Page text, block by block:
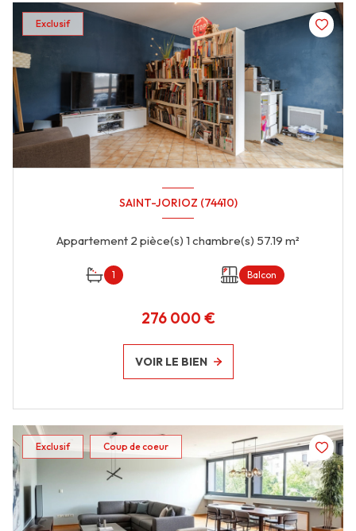
Exclusif
SAINT-JORIOZ (74410)
Appartement 2 pièce(s) 1 chambre(s) 57.19 m²
1 Balcon
276 000 €
VOIR LE BIEN
Exclusif Coup de coeur